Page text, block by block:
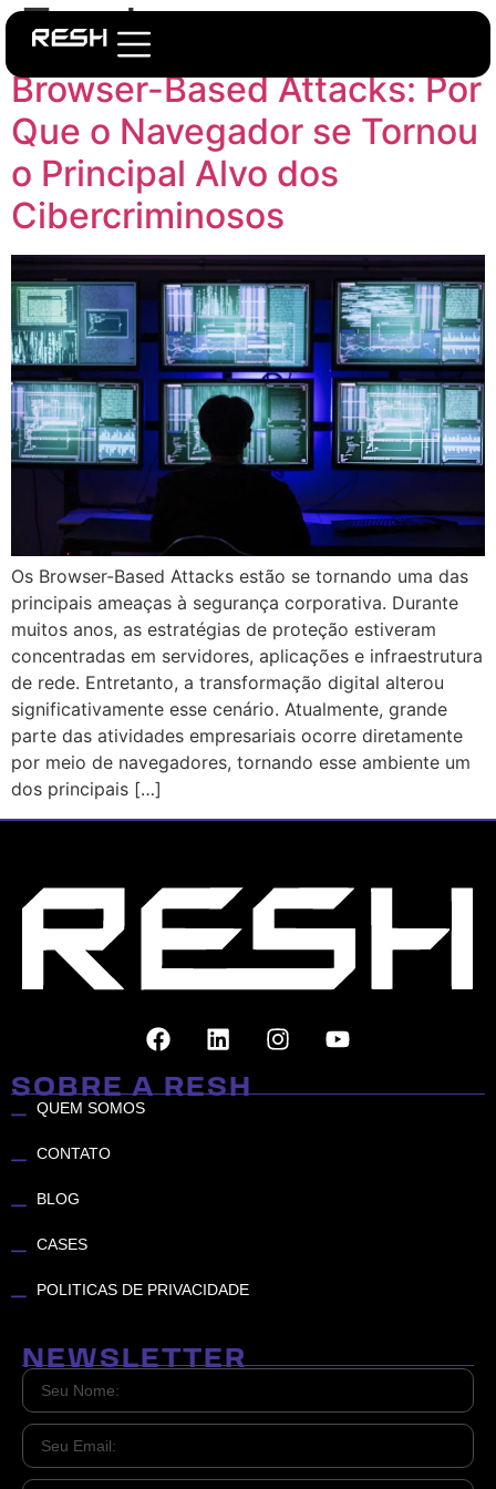
Tag:browser
Browser-Based Attacks: Por
Que o Navegador se Tornou
o Principal Alvo dos
Cibercriminosos
Os Browser-Based Attacks estão se tornando uma das
principais ameaças à segurança corporativa. Durante
muitos anos, as estratégias de proteção estiveram
concentradas em servidores, aplicações e infraestrutura
de rede. Entretanto, a transformação digital alterou
significativamente esse cenário. Atualmente, grande
parte das atividades empresariais ocorre diretamente
por meio de navegadores, tornando esse ambiente um
dos principais […]
SOBRE A RESH
QUEM SOMOS
CONTATO
BLOG
CASES
POLITICAS DE PRIVACIDADE
NEWSLETTER